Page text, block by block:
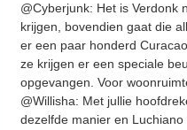
@Cyberjunk: Het is Verdonk
krijgen, bovendien gaat die
er een paar honderd
ze krijgen er een speciale
opgevangen. Voor
@Willisha: Met jullie
dezelfde manier en Luchiano